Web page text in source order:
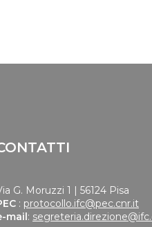
G. Moruzzi 1 | 56124 Pisa
: protocollo.ifc@pec.cnr.it
mail: